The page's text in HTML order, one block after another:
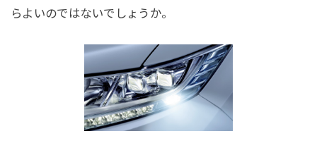
らよいのではないでしょうか。